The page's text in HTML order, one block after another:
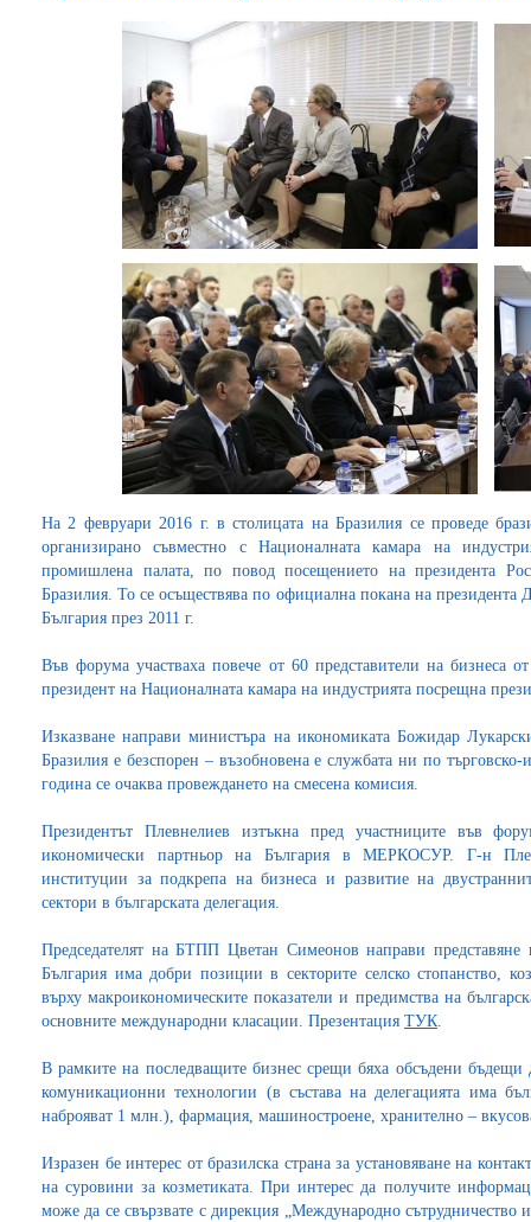
На 2 февруари 2016 г. в столицата на Бразилия се проведе
организирано съвместно с Националната камара на
промишлена палата, по повод посещението на президента
Бразилия. То се осъществява по официална покана на президента
България през 2011 г.
Във форума участваха повече от 60 представители на бизнеса
президент на Националната камара на индустрията посрещна
Изказване направи министъра на икономиката Божидар
Бразилия е безспорен – възобновена е службата ни по
година се очаква провеждането на смесена комисия.
Президентът Плевнелиев изтъкна пред участниците във
икономически партньор на България в МЕРКОСУР. Г-н
институции за подкрепа на бизнеса и развитие на
сектори в българската делегация.
Председателят на БТПП Цветан Симеонов направи представяне
България има добри позиции в секторите селско стопанство,
върху макроикономическите показатели и предимства на
основните международни класации. Презентация ТУК.
В рамките на последващите бизнес срещи бяха обсъдени
комуникационни технологии (в състава на делегацията има
наброяват 1 млн.), фармация, машиностроене, хранително –
Изразен бе интерес от бразилска страна за установяване на
на суровини за козметиката. При интерес да получите
може да се свързвате с дирекция „Международно